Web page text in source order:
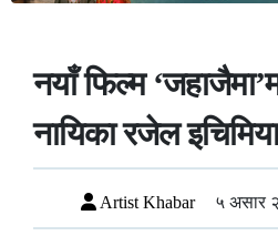
नयाँ फिल्म
नायिका रजेल इचिमिया
Artist Khabar ५ असार